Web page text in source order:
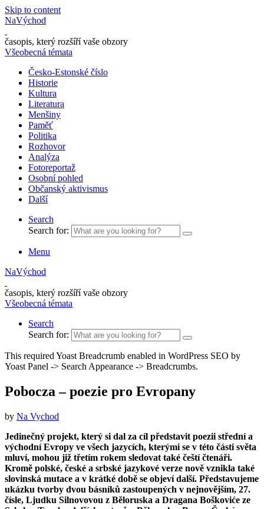
Skip to content
NaVýchod
časopis, který rozšíří vaše obzory
Všeobecná témata
Česko-Estonské číslo
Historie
Kultura
Literatura
Menšiny
Paměť
Politika
Rozhovor
Analýza
Fotoreportaž
Osobní pohled
Občanský aktivismus
Další
Search
Search for:
Menu
NaVýchod
časopis, který rozšíří vaše obzory
Všeobecná témata
Search
Search for:
This required Yoast Breadcrumb enabled in WordPress SEO by
Yoast Panel -> Search Appearance -> Breadcrumbs.
Pobocza – poezie pro Evropany
by Na Vychod
Jedinečný projekt, který si dal za cíl představit poezii střední a
východní Evropy ve všech jazycích, kterými se v této části světa
mluví, mohou již třetím rokem sledovat také čeští čtenáři.
Kromě polské, české a srbské jazykové verze nově vznikla také
slovinská mutace a v krátké době se objeví další. Představujeme
ukázku tvorby dvou básníků zastoupených v nejnovějším, 27.
čísle, Ljudku Silnovovou z Běloruska a Dragana Boškoviće ze